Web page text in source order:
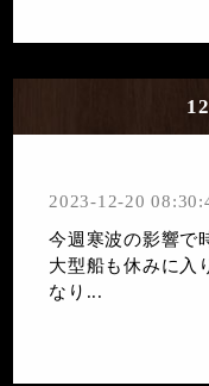
2023-12-20
今週寒波の影響で
大型船も休みに入
なり...